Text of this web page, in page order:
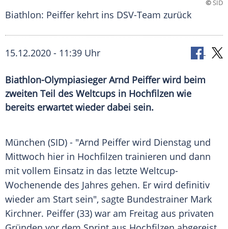
©SID
Biathlon: Peiffer kehrt ins DSV-Team zurück
15.12.2020 - 11:39 Uhr
Biathlon-Olympiasieger Arnd Peiffer wird beim
zweiten Teil des Weltcups in Hochfilzen wie
bereits erwartet wieder dabei sein.
München (SID) - "Arnd Peiffer wird Dienstag und
Mittwoch hier in Hochfilzen trainieren und dann
mit vollem Einsatz in das letzte Weltcup-
Wochenende des Jahres gehen. Er wird definitiv
wieder am Start sein", sagte Bundestrainer Mark
Kirchner. Peiffer (33) war am Freitag aus privaten